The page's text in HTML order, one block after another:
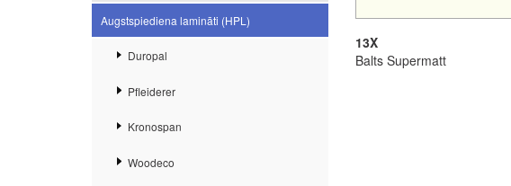
Augstspiediena lamināti (HPL)
Duropal
Pfleiderer
Kronospan
Woodeco
13X
Balts Supermatt